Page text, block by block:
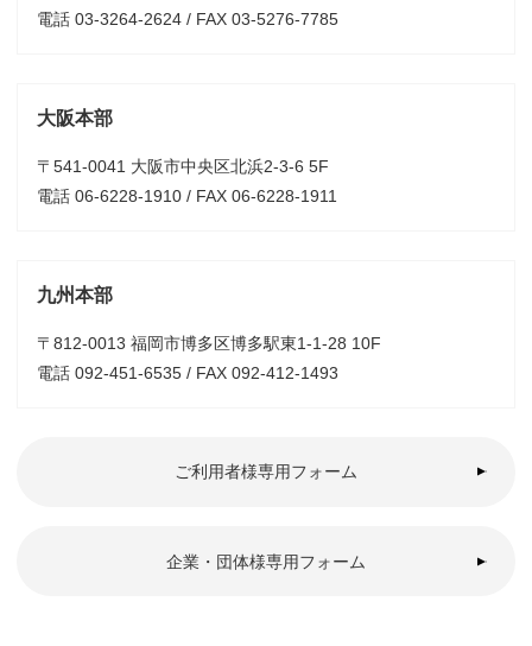
電話 03-3264-2624 / FAX 03-5276-7785
大阪本部
〒541-0041 大阪市中央区北浜2-3-6 5F
電話 06-6228-1910 / FAX 06-6228-1911
九州本部
〒812-0013 福岡市博多区博多駅東1-1-28 10F
電話 092-451-6535 / FAX 092-412-1493
ご利用者様専用フォーム
企業・団体様専用フォーム